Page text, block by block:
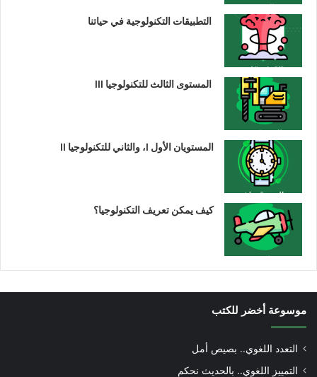
التطبيقات التكنولوجية في حياتنا
المستوى الثالث للتكنولوجيا III
المستويان الأول I، والثاني للتكنولوجيا II
كيف يمكن تعريف التكنولوجيا؟
موسوعة أخضر للكتب
التعدد اللغوي.. بصيص أمل
التمييز اللغوي.. بالحديث نحكم